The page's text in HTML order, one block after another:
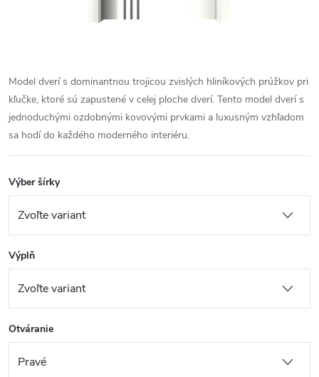
Model dverí s dominantnou trojicou zvislých hliníkových prúžkov pri
kľučke, ktoré sú zapustené v celej ploche dverí. Tento model dverí s
jednoduchými ozdobnými kovovými prvkami a luxusným vzhľadom
sa hodí do každého moderného interiéru.
Výber šírky
Výplň
Otváranie